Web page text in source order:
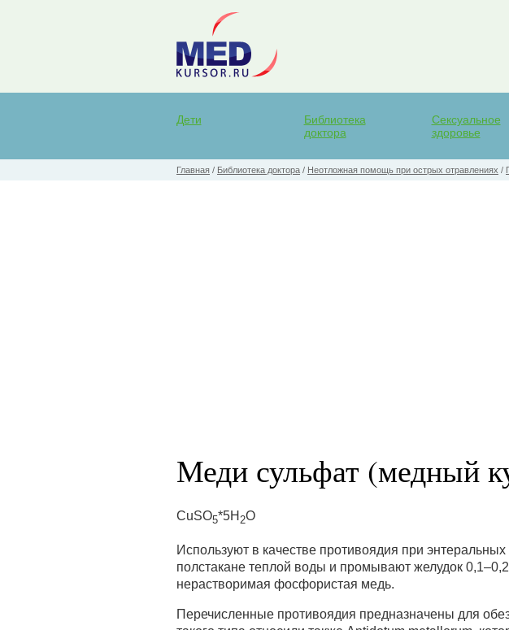
Дети
Библиотека
доктора
Сексуальное
здоровье
Главная / Библиотека доктора / Неотложная помощь при острых отравлениях /
Меди сульфат (медный
CuSO5*5Н 2О
Используют в качестве противоядия при
полстакане теплой воды и промывают желудок
нерастворимая фосфористая медь.
Перечисленные противоядия предназначены для